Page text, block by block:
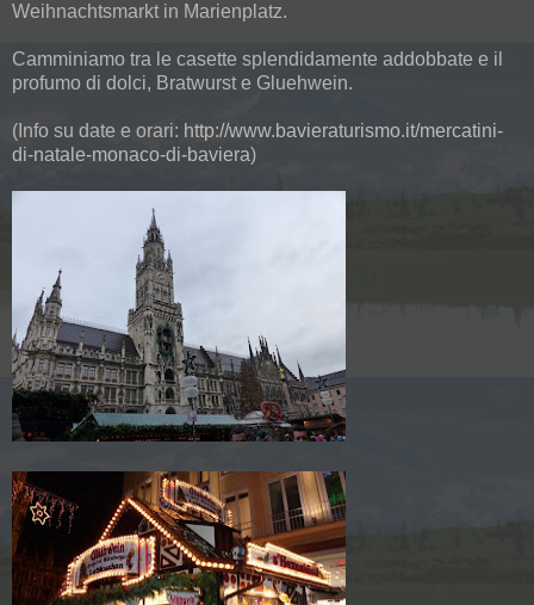
Weihnachtsmarkt in Marienplatz.
Camminiamo tra le casette splendidamente addobbate e il
profumo di dolci, Bratwurst e Gluehwein.
(Info su date e orari: http://www.bavieraturismo.it/mercatini-
di-natale-monaco-di-baviera)